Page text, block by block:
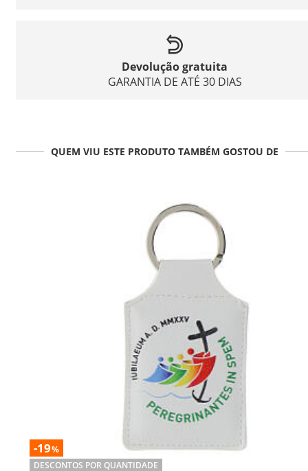
Devolução gratuita
GARANTIA DE ATÉ 30 DIAS
QUEM VIU ESTE PRODUTO TAMBÉM GOSTOU DE
-19%
DESCONTOS POR QUANTIDADE